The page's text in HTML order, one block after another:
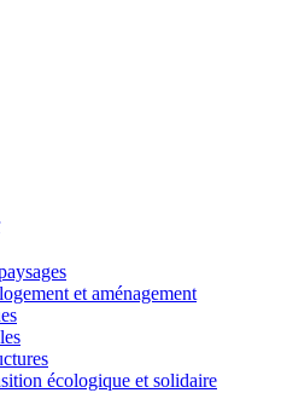
et aménagement
écologique et solidaire